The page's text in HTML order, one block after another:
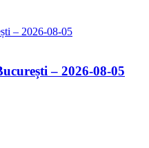
– 2026-08-05